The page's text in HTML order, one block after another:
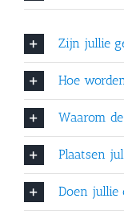
Zijn jullie
Hoe
Waarom
Plaatsen
Doen jullie